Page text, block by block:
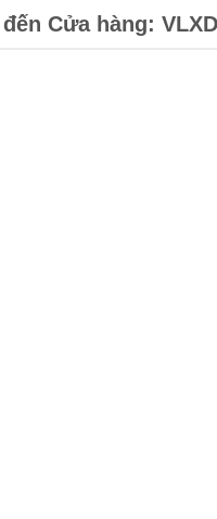
Cửa hàng: